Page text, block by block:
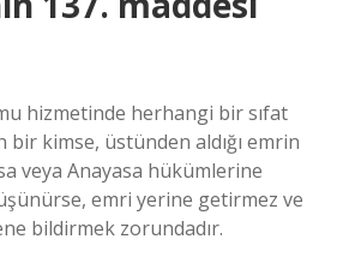
hizmetinde herhangi bir sıfat
kimse, üstünden aldığı emrin
veya Anayasa hükümlerine
emri yerine getirmez ve
bildirmek zorundadır.